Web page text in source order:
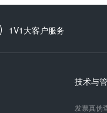
1V1大客户服务
技术与
发票真伪